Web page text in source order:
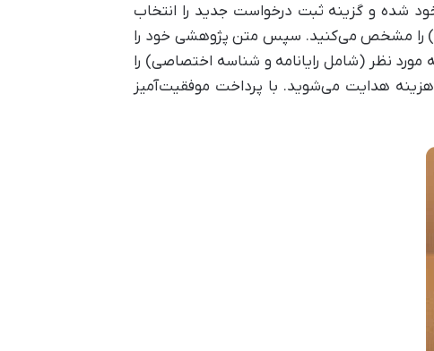
شده و گزینه ثبت درخواست جدید را انتخاب
را مشخص می‌کنید. سپس متن پژوهشی خود را
نظر (شامل رایانامه و شناسه اختصاصی) را
هزینه هدایت می‌شوید. با پرداخت موفقیت‌آمیز